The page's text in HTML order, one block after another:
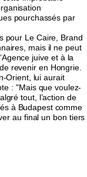
pourchassés par
pour Le Caire, Brand
mais il ne peut
juive et à la
revenir en Hongrie.
Orient, lui aurait
: "Mais que voulez-
tout, l’action de
à Budapest comme
au final un bon tiers